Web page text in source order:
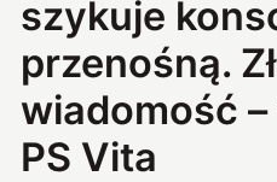
szykuje
przenośną.
wiadomość
PS Vita